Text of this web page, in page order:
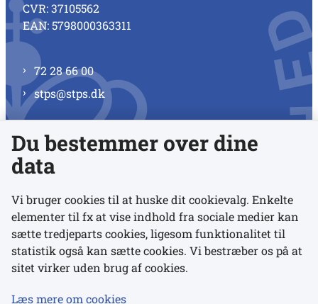
CVR: 37105562
EAN: 5798000363311
72 28 66 00
stps@stps.dk
Se alle kontaktnumre
Links
Udgivelser
Du bestemmer over dine
data
Vi bruger cookies til at huske dit cookievalg. Enkelte
elementer til fx at vise indhold fra sociale medier kan
sætte tredjeparts cookies, ligesom funktionalitet til
statistik også kan sætte cookies. Vi bestræber os på at
sitet virker uden brug af cookies.
Læs mere om cookies